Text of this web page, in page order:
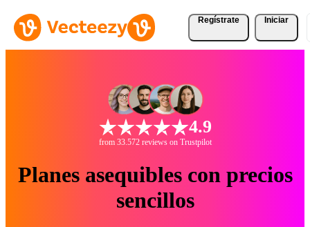
Regístrate Iniciar
4.9
from 33.572 reviews on Trustpilot
Planes asequibles con precios
sencillos